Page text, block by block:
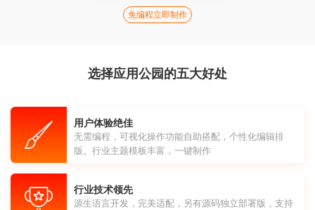
免编程立即制作
选择应用公园的五大好处
用户体验绝佳
无需编程，可视化操作功能自助搭配，个性化编辑排
版。行业主题模板丰富，一键制作
行业技术领先
源生语言开发，完美适配，另有源码独立部署版，支持